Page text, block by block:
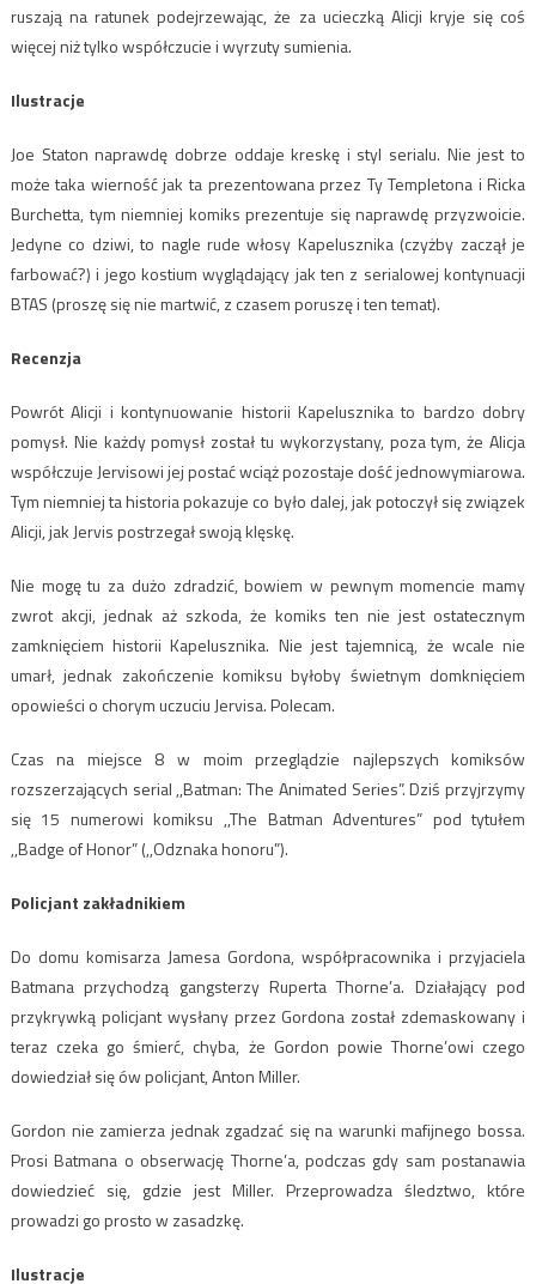
ruszają na ratunek podejrzewając, że za ucieczką Alicji kryje się coś
więcej niż tylko współczucie i wyrzuty sumienia.
Ilustracje
Joe Staton naprawdę dobrze oddaje kreskę i styl serialu. Nie jest to
może taka wierność jak ta prezentowana przez Ty Templetona i Ricka
Burchetta, tym niemniej komiks prezentuje się naprawdę przyzwoicie.
Jedyne co dziwi, to nagle rude włosy Kapelusznika (czyżby zaczął je
farbować?) i jego kostium wyglądający jak ten z serialowej kontynuacji
BTAS (proszę się nie martwić, z czasem poruszę i ten temat).
Recenzja
Powrót Alicji i kontynuowanie historii Kapelusznika to bardzo dobry
pomysł. Nie każdy pomysł został tu wykorzystany, poza tym, że Alicja
współczuje Jervisowi jej postać wciąż pozostaje dość jednowymiarowa.
Tym niemniej ta historia pokazuje co było dalej, jak potoczył się związek
Alicji, jak Jervis postrzegał swoją klęskę.
Nie mogę tu za dużo zdradzić, bowiem w pewnym momencie mamy
zwrot akcji, jednak aż szkoda, że komiks ten nie jest ostatecznym
zamknięciem historii Kapelusznika. Nie jest tajemnicą, że wcale nie
umarł, jednak zakończenie komiksu byłoby świetnym domknięciem
opowieści o chorym uczuciu Jervisa. Polecam.
Czas na miejsce 8 w moim przeglądzie najlepszych komiksów
rozszerzających serial ,,Batman: The Animated Series”. Dziś przyjrzymy
się 15 numerowi komiksu ,,The Batman Adventures” pod tytułem
,,Badge of Honor” (,,Odznaka honoru”).
Policjant zakładnikiem
Do domu komisarza Jamesa Gordona, współpracownika i przyjaciela
Batmana przychodzą gangsterzy Ruperta Thorne’a. Działający pod
przykrywką policjant wysłany przez Gordona został zdemaskowany i
teraz czeka go śmierć, chyba, że Gordon powie Thorne’owi czego
dowiedział się ów policjant, Anton Miller.
Gordon nie zamierza jednak zgadzać się na warunki mafijnego bossa.
Prosi Batmana o obserwację Thorne’a, podczas gdy sam postanawia
dowiedzieć się, gdzie jest Miller. Przeprowadza śledztwo, które
prowadzi go prosto w zasadzkę.
Ilustracje